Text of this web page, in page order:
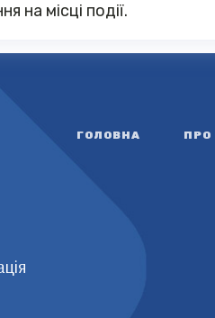
на місці події.
ГОЛОВНА ПРО